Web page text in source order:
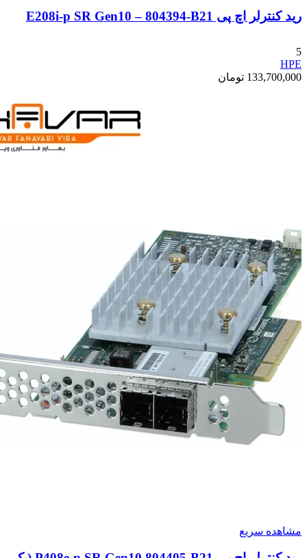
رید کنترلر اچ پی E208i-p SR Gen10 – 804394-B21
5
HPE
133,700,000 تومان
مشاهده سریع